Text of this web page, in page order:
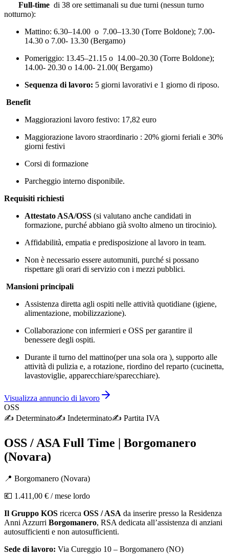
Full-time di 38 ore settimanali su due turni (nessun turno
notturno):
Mattino: 6.30–14.00 o 7.00–13.30 (Torre Boldone); 7.00-
14.30 o 7.00- 13.30 (Bergamo)
Pomeriggio: 13.45–21.15 o 14.00–20.30 (Torre Boldone);
14.00- 20.30 o 14.00- 21.00( Bergamo)
Sequenza di lavoro: 5 giorni lavorativi e 1 giorno di riposo.
Benefit
Maggiorazioni lavoro festivo: 17,82 euro
Maggiorazione lavoro straordinario : 20% giorni feriali e 30%
giorni festivi
Corsi di formazione
Parcheggio interno disponibile.
Requisiti richiesti
Attestato ASA/OSS (si valutano anche candidati in
formazione, purché abbiano già svolto almeno un tirocinio).
Affidabilità, empatia e predisposizione al lavoro in team.
Non è necessario essere automuniti, purché si possano
rispettare gli orari di servizio con i mezzi pubblici.
Mansioni principali
Assistenza diretta agli ospiti nelle attività quotidiane (igiene,
alimentazione, mobilizzazione).
Collaborazione con infermieri e OSS per garantire il
benessere degli ospiti.
Durante il turno del mattino(per una sola ora ), supporto alle
attività di pulizia e, a rotazione, riordino del reparto (cucinetta,
lavastoviglie, apparecchiare/sparecchiare).
Visualizza annuncio di lavoro
OSS
✍️ Determinato✍️ Indeterminato✍️ Partita IVA
OSS / ASA Full Time | Borgomanero
(Novara)
📍 Borgomanero (Novara)
💶 1.411,00 € / mese lordo
Il Gruppo KOS ricerca OSS / ASA da inserire presso la Residenza
Anni Azzurri Borgomanero, RSA dedicata all’assistenza di anziani
autosufficienti e non autosufficienti.
Sede di lavoro: Via Cureggio 10 – Borgomanero (NO)